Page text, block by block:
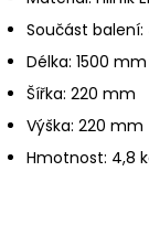
Součást
Délka: 1500
Šířka: 220 mm
Výška: 220 mm
Hmotnost: 4,8